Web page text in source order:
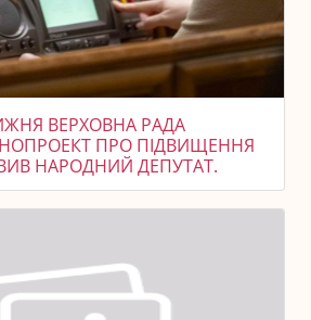
ВЕРХОВНА РАДА
ПРО ПІДВИЩЕННЯ
НАРОДНИЙ ДЕПУТАТ.